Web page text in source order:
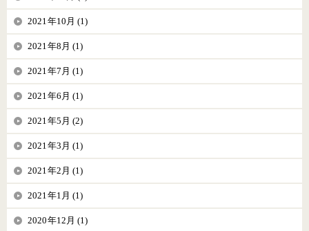
2021年10月 (1)
2021年8月 (1)
2021年7月 (1)
2021年6月 (1)
2021年5月 (2)
2021年3月 (1)
2021年2月 (1)
2021年1月 (1)
2020年12月 (1)